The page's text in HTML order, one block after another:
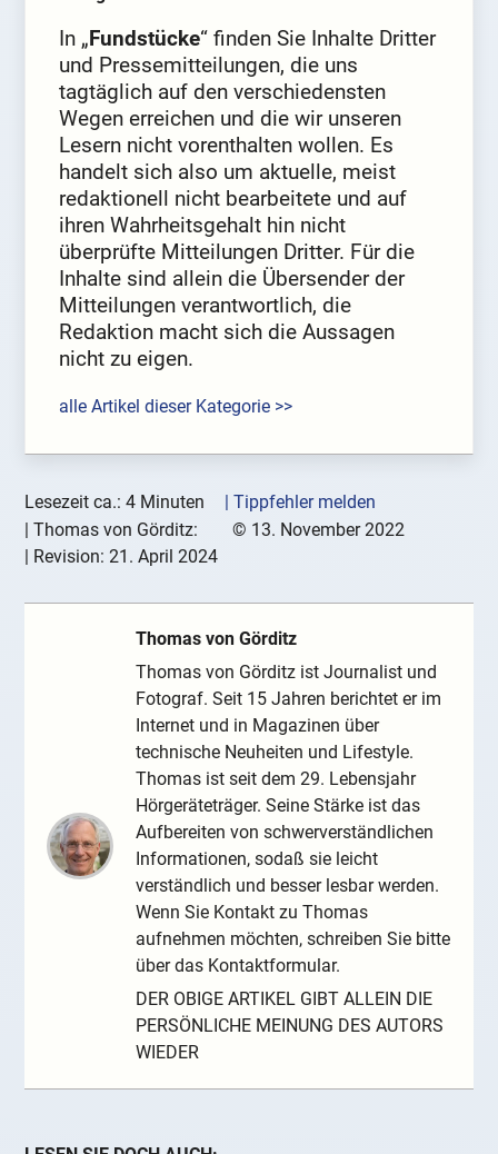
In „Fundstücke“ finden Sie Inhalte Dritter
und Pressemitteilungen, die uns
tagtäglich auf den verschiedensten
Wegen erreichen und die wir unseren
Lesern nicht vorenthalten wollen. Es
handelt sich also um aktuelle, meist
redaktionell nicht bearbeitete und auf
ihren Wahrheitsgehalt hin nicht
überprüfte Mitteilungen Dritter. Für die
Inhalte sind allein die Übersender der
Mitteilungen verantwortlich, die
Redaktion macht sich die Aussagen
nicht zu eigen.
alle Artikel dieser Kategorie >>
Lesezeit ca.: 4 Minuten
| Tippfehler melden
|Thomas von Görditz: © 13. November 2022
| Revision:21. April 2024
Thomas von Görditz
Thomas von Görditz ist Journalist und
Fotograf. Seit 15 Jahren berichtet er im
Internet und in Magazinen über
technische Neuheiten und Lifestyle.
Thomas ist seit dem 29. Lebensjahr
Hörgeräteträger. Seine Stärke ist das
Aufbereiten von schwerverständlichen
Informationen, sodaß sie leicht
verständlich und besser lesbar werden.
Wenn Sie Kontakt zu Thomas
aufnehmen möchten, schreiben Sie bitte
über das Kontaktformular.
DER OBIGE ARTIKEL GIBT ALLEIN DIE
PERSÖNLICHE MEINUNG DES AUTORS
WIEDER